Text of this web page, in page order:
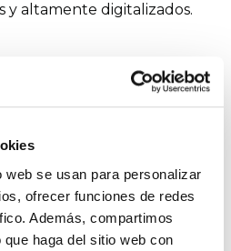
se usan para personalizar
ofrecer funciones de redes
Además, compartimos
haga del sitio web con
y altamente digitalizados.
Más información
consolidar y ampliar
metodología BIM
de Revit
al alumno para
arquitectónicos